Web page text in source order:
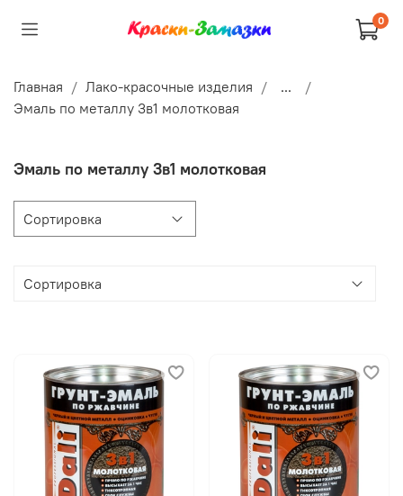
0
Главная Лако-красочные изделия
...
Эмаль по металлу 3в1 молотковая
Эмаль по металлу 3в1 молотковая